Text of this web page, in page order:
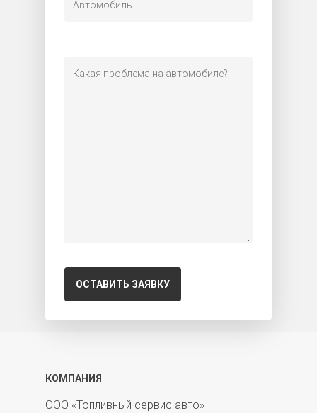
КОМПАНИЯ
ООО «Топливный сервис авто»